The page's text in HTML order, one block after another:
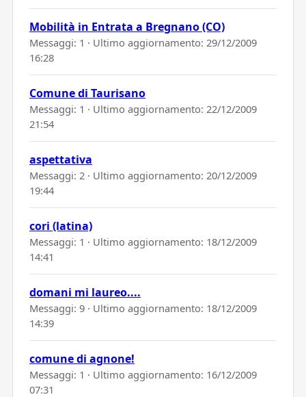
Mobilità in Entrata a Bregnano (CO)
Messaggi: 1 · Ultimo aggiornamento: 29/12/2009
16:28
Comune di Taurisano
Messaggi: 1 · Ultimo aggiornamento: 22/12/2009
21:54
aspettativa
Messaggi: 2 · Ultimo aggiornamento: 20/12/2009
19:44
cori (latina)
Messaggi: 1 · Ultimo aggiornamento: 18/12/2009
14:41
domani mi laureo....
Messaggi: 9 · Ultimo aggiornamento: 18/12/2009
14:39
comune di agnone!
Messaggi: 1 · Ultimo aggiornamento: 16/12/2009
07:31